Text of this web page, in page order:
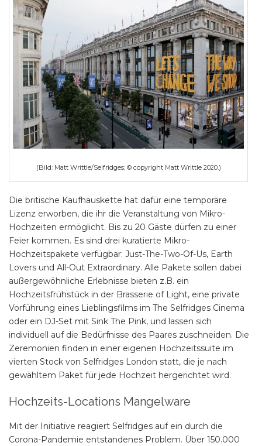
(Bild: Matt Writtle/Selfridges; © copyright Matt Writtle 2020.)
Die britische Kaufhauskette hat dafür eine temporäre
Lizenz erworben, die ihr die Veranstaltung von Mikro-
Hochzeiten ermöglicht. Bis zu 20 Gäste dürfen zu einer
Feier kommen. Es sind drei kuratierte Mikro-
Hochzeitspakete verfügbar: Just-The-Two-Of-Us, Earth
Lovers und All-Out Extraordinary. Alle Pakete sollen dabei
außergewöhnliche Erlebnisse bieten z.B. ein
Hochzeitsfrühstück in der Brasserie of Light, eine private
Vorführung eines Lieblingsfilms im The Selfridges Cinema
oder ein DJ-Set mit Sink The Pink, und lassen sich
individuell auf die Bedürfnisse des Paares zuschneiden. Die
Zeremonien finden in einer eigenen Hochzeitssuite im
vierten Stock von Selfridges London statt, die je nach
gewähltem Paket für jede Hochzeit hergerichtet wird.
Hochzeits-Locations Mangelware
Mit der Initiative reagiert Selfridges auf ein durch die
Corona-Pandemie entstandenes Problem. Über 150.000